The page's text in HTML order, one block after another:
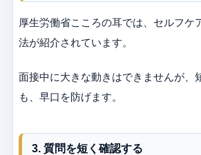
厚生労働省こころの耳では、セルフケ
法が紹介されています。
面接中に大きな動きはできませんが、
も、早口を防げます。
3. 質問を短く確認する